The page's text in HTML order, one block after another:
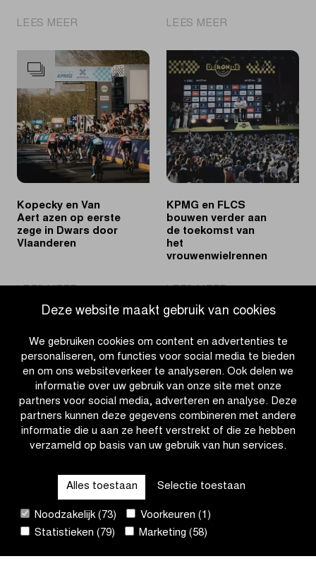
Deze website maakt gebruik van cookies
We gebruiken cookies om content en advertenties te
personaliseren, om functies voor social media te bieden
en om ons websiteverkeer te analyseren. Ook delen we
informatie over uw gebruik van onze site met onze
partners voor social media, adverteren en analyse. Deze
partners kunnen deze gegevens combineren met andere
informatie die u aan ze heeft verstrekt of die ze hebben
verzameld op basis van uw gebruik van hun services.
Alles toestaan Selectie toestaan
Noodzakelijk (73)
Voorkeuren (1)
Statistieken (79)
Marketing (58)
LEES MEER
terugblik
op
het
voorjaar
van
2026
LEES MEER
klopt
Vollering
in
de
sprint
en
wint
Dwars
door
Kopecky en Van
Aert azen op eerste
zege in Dwars door
Vlaanderen
|
Kopecky
azen
op
eerste
zege
in
Dwars
Vlaanderen
KPMG en FLCS
bouwen verder aan
de toekomst van
het
vrouwenwielrennen
|
KPMG
bouwen
verder
de
toekomst
van
het
OTHER RACES
CONTACT